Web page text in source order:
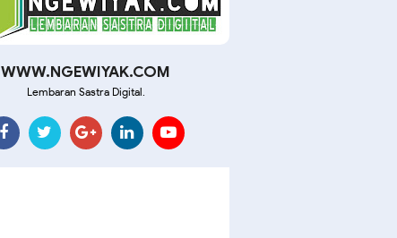
WWW.NGEWIYAK.COM
Lembaran Sastra Digital.